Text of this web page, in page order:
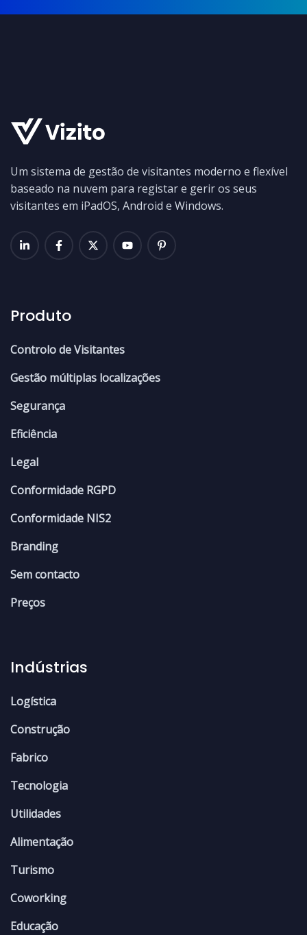
Um sistema de gestão de visitantes moderno e flexível
baseado na nuvem para registar e gerir os seus
visitantes em iPadOS, Android e Windows.
Produto
Controlo de Visitantes
Gestão múltiplas localizações
Segurança
Eficiência
Legal
Conformidade RGPD
Conformidade NIS2
Branding
Sem contacto
Preços
Indústrias
Logística
Construção
Fabrico
Tecnologia
Utilidades
Alimentação
Turismo
Coworking
Educação